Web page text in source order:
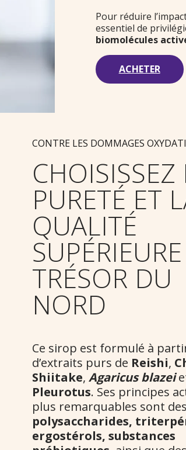
Pour réduire
essentiel de
biomolécules
ACHETER
CONTRE LES DOMMAGES
CHOISISSEZ
PURETÉ ET
QUALITÉ
TRÉSOR DU
NORD
Ce sirop est formulé à
d’extraits purs de Reishi,
Shiitake,Agaricus blazei
Pleurotus. Ses principes
plus remarquables sont des
polysaccharides,
ergostérols, substances